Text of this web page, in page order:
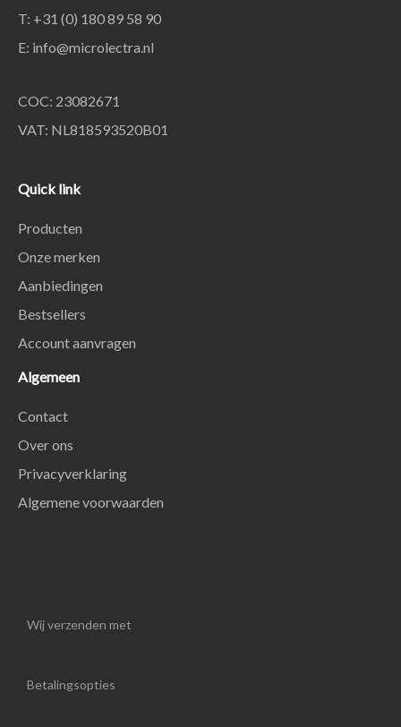
T: +31 (0) 180 89 58 90
E: info@microlectra.nl
COC: 23082671
VAT: NL818593520B01
Quick link
Producten
Onze merken
Aanbiedingen
Bestsellers
Account aanvragen
Algemeen
Contact
Over ons
Privacyverklaring
Algemene voorwaarden
Wij verzenden met
Betalingsopties